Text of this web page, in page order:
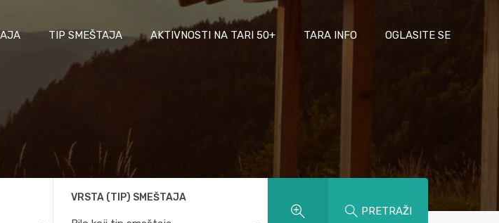
TIP SMEŠTAJA AKTIVNOSTI NA TARI 50+ TARA INFO OGLASITE SE
VRSTA (TIP) SMEŠTAJA
PRETRAŽI